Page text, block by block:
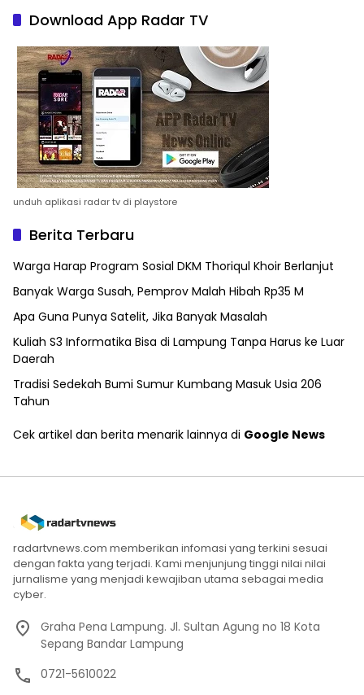
Download App Radar TV
unduh aplikasi radar tv di playstore
Berita Terbaru
Warga Harap Program Sosial DKM Thoriqul Khoir Berlanjut
Banyak Warga Susah, Pemprov Malah Hibah Rp35 M
Apa Guna Punya Satelit, Jika Banyak Masalah
Kuliah S3 Informatika Bisa di Lampung Tanpa Harus ke Luar
Daerah
Tradisi Sedekah Bumi Sumur Kumbang Masuk Usia 206
Tahun
Cek artikel dan berita menarik lainnya di Google News
radartvnews.com memberikan infomasi yang terkini sesuai
dengan fakta yang terjadi. Kami menjunjung tinggi nilai nilai
jurnalisme yang menjadi kewajiban utama sebagai media
cyber.
Graha Pena Lampung. Jl. Sultan Agung no 18 Kota
Sepang Bandar Lampung
0721-5610022